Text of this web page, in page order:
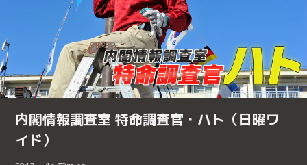
内閣情報調査室 特命調査官・ハト（日曜ワ
イド）